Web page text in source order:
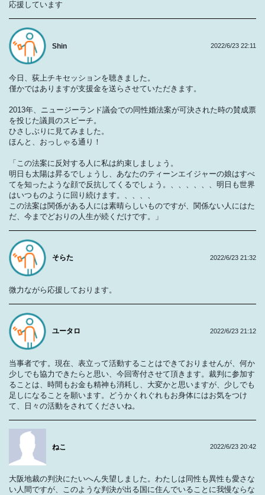
応援しています
Shin
今日、荻上チキセッションを聴きました。
僅かではありますが支援金を送らさせていただきます。
2013年、ニュージーランド議会での同性婚法案が可決された時の賛成票
を投じた議員のスピーチ。
ひさしぶりに見てみました。
ほんと、おっしゃる通り！
「この法案に反対する人に私は約束しましょう。
明日も太陽は昇るでしょうし、あなたのティーンエイジャーの娘はすべ
てを知ったような顔で反抗してくるでしょう。、、、、、、明日も世界
はいつものように回り続けます。、、、、
この法案は関係がある人には素晴らしいものですが、関係ない人にはた
だ、今までどおりの人生が続くだけです。」
2022/6/23 22:11
そらた
微力ながら応援しております。
2022/6/23 21:32
ユータロ
当事者です。現在、表立って活動することはできておりませんが、何か
少しでも協力できたらと思い、今回寄付させて頂きます。裁判に参加す
ることは、時間もお金も精神も消耗し、大変かと思いますが、少しでも
足しになることを願います。どうかくれぐれもお身体にはお気をつけ
て、日々の活動をされてくださいね。
2022/6/23 21:12
ねこ
大阪地裁の判決にたいへん失望しました。わたしは同性も異性も愛さな
い人間ですが、このような判決が出る国に住んでいることに我慢ならな
2022/6/23 20:42